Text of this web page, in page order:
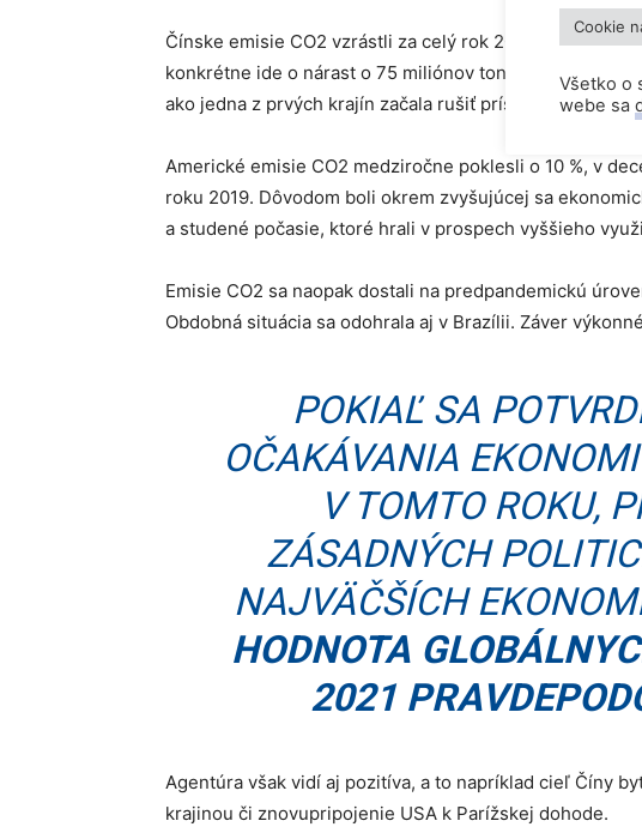
Čínske emisie CO2 vzrástli za celý rok 2020 o 0,8 % v
konkrétne ide o nárast o 75 miliónov ton.
ako jedna z prvých krajín začala rušiť prísne
Americké emisie CO2 medziročne poklesli o 10 %, v
roku 2019. Dôvodom boli okrem zvyšujúcej sa
a studené počasie, ktoré hrali v prospech vyššieho
Emisie CO2 sa naopak dostali na predpandemickú
Obdobná situácia sa odohrala aj v Brazílii. Záver
POKIAĽ SA
OČAKÁVANIA
V TOMTO ROKU,
ZÁSADNÝCH
NAJVÄČŠÍCH
HODNOTA
2021
Agentúra však vidí aj pozitíva, a to napríklad cieľ Číny
krajinou či znovupripojenie USA k Parížskej dohode.
Cookie
Všetko o
webe sa